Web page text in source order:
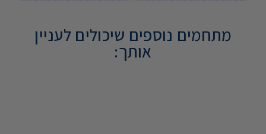
מתחמים נוספים שיכולים לעניין
אותך: